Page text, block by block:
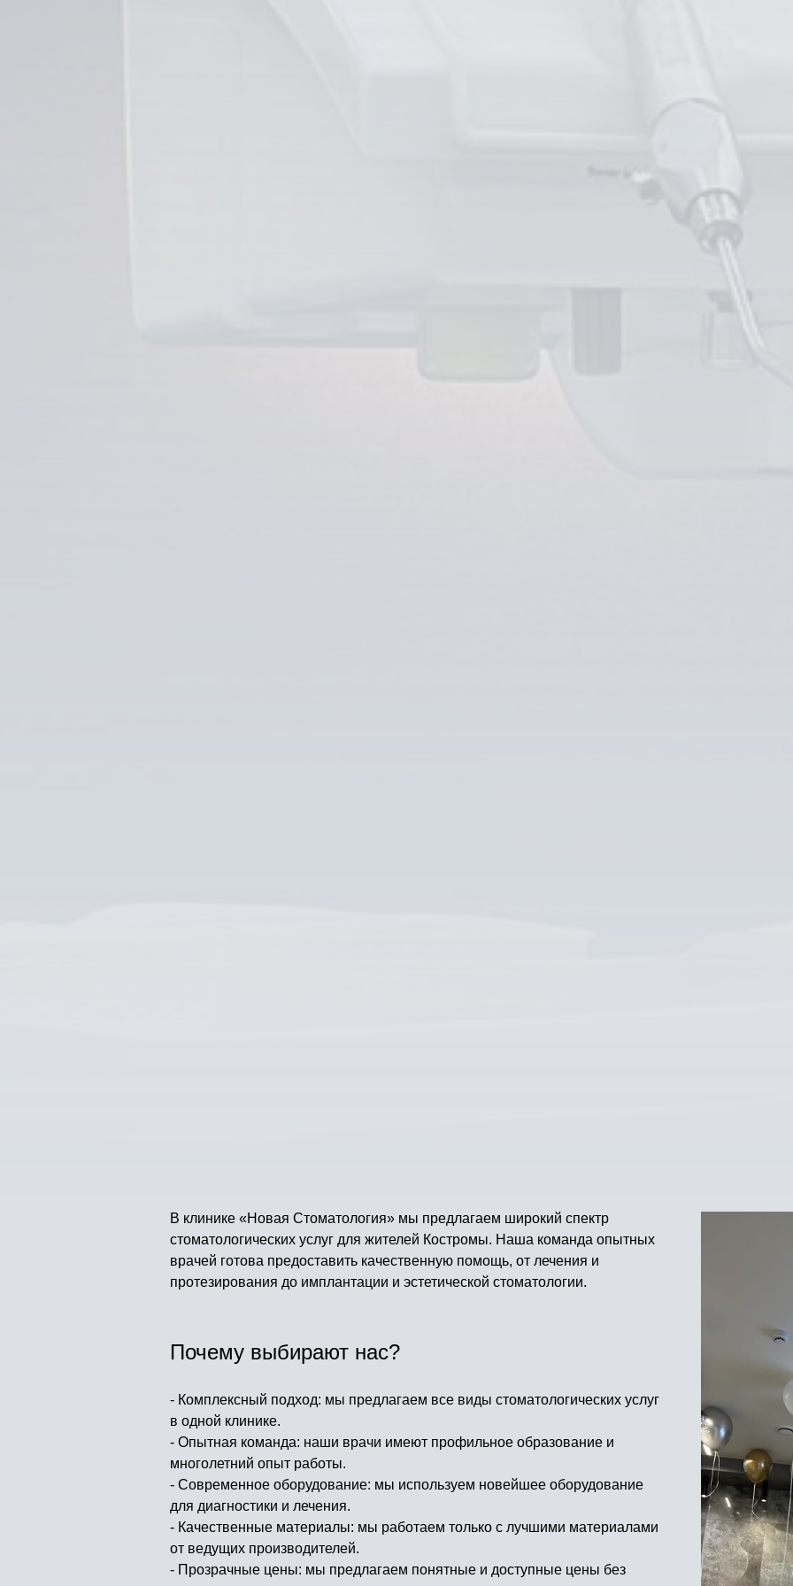
В клинике «Новая Стоматология» мы предлагаем широкий спектр
стоматологических услуг для жителей Костромы. Наша команда опытных
врачей готова предоставить качественную помощь, от лечения и
протезирования до имплантации и эстетической стоматологии.
Почему выбирают нас?
- Комплексный подход: мы предлагаем все виды стоматологических услуг
в одной клинике.
- Опытная команда: наши врачи имеют профильное образование и
многолетний опыт работы.
- Современное оборудование: мы используем новейшее оборудование
для диагностики и лечения.
- Качественные материалы: мы работаем только с лучшими материалами
от ведущих производителей.
- Прозрачные цены: мы предлагаем понятные и доступные цены без